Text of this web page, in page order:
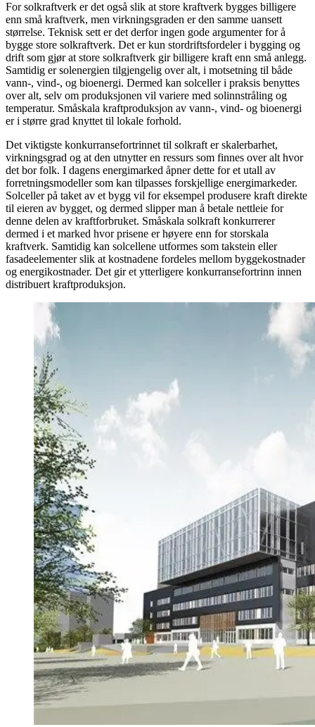
For solkraftverk er det også slik at store kraftverk bygges billigere
enn små kraftverk, men virkningsgraden er den samme uansett
størrelse. Teknisk sett er det derfor ingen gode argumenter for å
bygge store solkraftverk. Det er kun stordriftsfordeler i bygging og
drift som gjør at store solkraftverk gir billigere kraft enn små anlegg.
Samtidig er solenergien tilgjengelig over alt, i motsetning til både
vann-, vind-, og bioenergi. Dermed kan solceller i praksis benyttes
over alt, selv om produksjonen vil variere med solinnstråling og
temperatur. Småskala kraftproduksjon av vann-, vind- og bioenergi
er i større grad knyttet til lokale forhold.
Det viktigste konkurransefortrinnet til solkraft er skalerbarhet,
virkningsgrad og at den utnytter en ressurs som finnes over alt hvor
det bor folk. I dagens energimarked åpner dette for et utall av
forretningsmodeller som kan tilpasses forskjellige energimarkeder.
Solceller på taket av et bygg vil for eksempel produsere kraft direkte
til eieren av bygget, og dermed slipper man å betale nettleie for
denne delen av kraftforbruket. Småskala solkraft konkurrerer
dermed i et marked hvor prisene er høyere enn for storskala
kraftverk. Samtidig kan solcellene utformes som takstein eller
fasadeelementer slik at kostnadene fordeles mellom byggekostnader
og energikostnader. Det gir et ytterligere konkurransefortrinn innen
distribuert kraftproduksjon.